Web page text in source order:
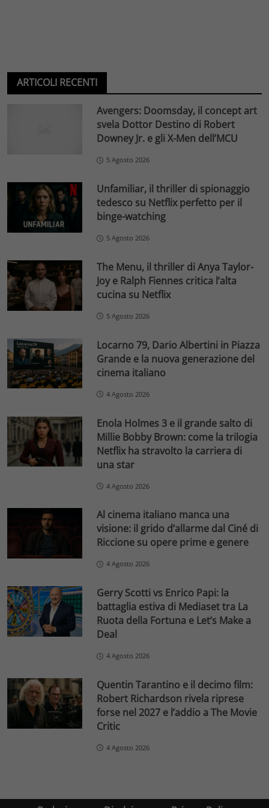
ARTICOLI RECENTI
Avengers: Doomsday, il concept art
svela Dottor Destino di Robert
Downey Jr. e gli X-Men dell’MCU
5 Agosto 2026
Unfamiliar, il thriller di spionaggio
tedesco su Netflix perfetto per il
binge-watching
5 Agosto 2026
The Menu, il thriller di Anya Taylor-
Joy e Ralph Fiennes critica l’alta
cucina su Netflix
5 Agosto 2026
Locarno 79, Dario Albertini in Piazza
Grande e la nuova generazione del
cinema italiano
4 Agosto 2026
Enola Holmes 3 e il grande salto di
Millie Bobby Brown: come la trilogia
Netflix ha stravolto la carriera di
una star
4 Agosto 2026
Al cinema italiano manca una
visione: il grido d’allarme dal Ciné di
Riccione su opere prime e genere
4 Agosto 2026
Gerry Scotti vs Enrico Papi: la
battaglia estiva di Mediaset tra La
Ruota della Fortuna e Let’s Make a
Deal
4 Agosto 2026
Quentin Tarantino e il decimo film:
Robert Richardson rivela riprese
forse nel 2027 e l’addio a The Movie
Critic
4 Agosto 2026